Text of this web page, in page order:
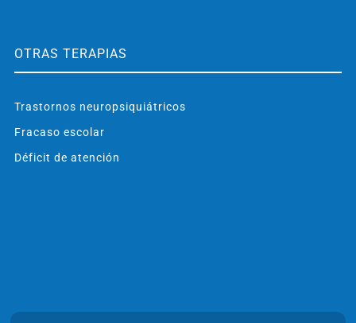
OTRAS TERAPIAS
Trastornos neuropsiquiátricos
Fracaso escolar
Déficit de atención